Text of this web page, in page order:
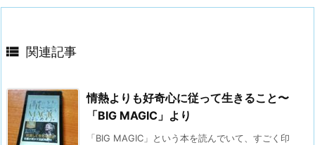
 関連記事
情熱よりも好奇心に従って生きること〜
「BIG MAGIC」より
「BIG MAGIC」という本を読んでいて、すごく印